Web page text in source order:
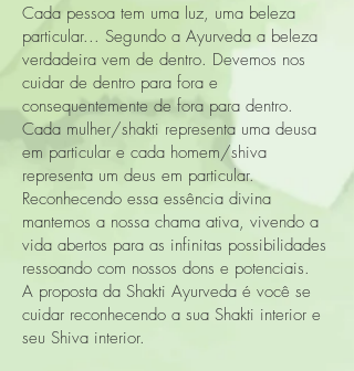
Cada pessoa tem uma luz, uma beleza
particular... Segundo a Ayurveda a beleza
verdadeira vem de dentro. Devemos nos
cuidar de dentro para fora e
consequentemente de fora para dentro.
Cada mulher/shakti representa uma deusa
em particular e cada homem/shiva
representa um deus em particular.
Reconhecendo essa essência divina
mantemos a nossa chama ativa, vivendo a
vida abertos para as infinitas possibilidades
ressoando com nossos dons e potenciais.
A proposta da Shakti Ayurveda é você se
cuidar reconhecendo a sua Shakti interior e
seu Shiva interior.